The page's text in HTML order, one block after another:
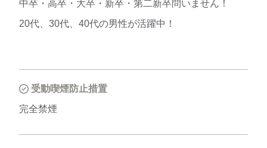
中卒・高卒・大卒・新卒・第二新卒問いません！
20代、30代、40代の男性が活躍中！
受動喫煙防止措置
完全禁煙